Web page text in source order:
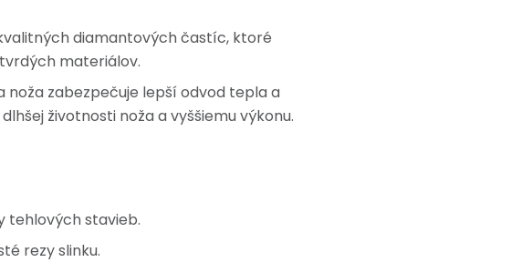
diamantových častíc, ktoré
materiálov.
noža zabezpečuje lepší odvod tepla a
životnosti noža a vyššiemu výkonu.
tehlových stavieb.
rezy slinku.